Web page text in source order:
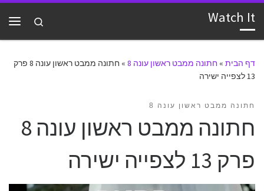
דלג לתוכן Watch It
Search
דף הבית » חתונה ממבט ראשון עונה 8 »
חתונה ממבט ראשון עונה 8 פרק
13 לצפייה ישירה
חתונה ממבט ראשון עונה 8
חתונה ממבט ראשון עונה 8
פרק 13 לצפייה ישירה